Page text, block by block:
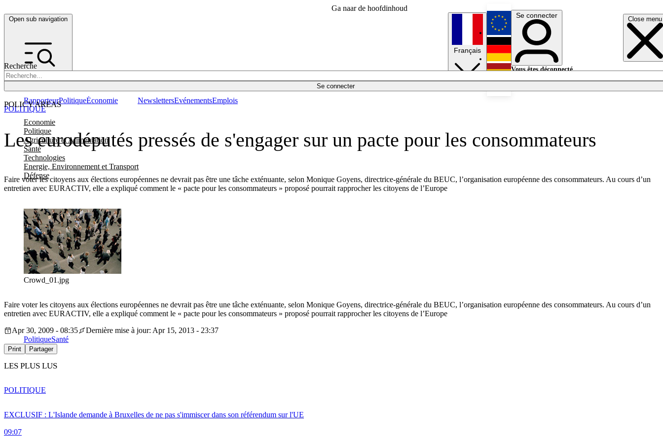
Ga naar de hoofdinhoud
Open sub navigation Close menu
Recherche
Se connecter
POLICY AREAS
Economie
Politique
Agriculture et Alimentation
Santé
Technologies
Energie, Environnement et Transport
Défense
RapporteurPolitiqueÉconomie NewslettersEvénementsEmplois
Français
English
Deutsch
Se connecter
Vous êtes déconnecté.
Les eurodéputés pressés de s'engager sur un pacte pour les consommateurs
Faire voter les citoyens aux élections européennes ne devrait pas être une tâche exténuante, selon Monique Goyens, directrice-générale du BEUC, l’organisation européenne des consommateurs. Au cours d’un
entretien avec EURACTIV, elle a expliqué comment le « pacte pour les consommateurs » proposé pourrait rapprocher les citoyens de l’Europe
POLITIQUE
Crowd_01.jpg
Faire voter les citoyens aux élections européennes ne devrait pas être une tâche exténuante, selon Monique Goyens, directrice-générale du BEUC, l’organisation européenne des consommateurs. Au cours d’un
entretien avec EURACTIV, elle a expliqué comment le « pacte pour les consommateurs » proposé pourrait rapprocher les citoyens de l’Europe
Apr 30, 2009 - 08:35
Dernière mise à jour: Apr 15, 2013 - 23:37
PolitiqueSanté
Print Partager
LES PLUS LUS
EXCLUSIF : L'Islande demande à Bruxelles de ne pas s'immiscer dans son référendum sur l'UE
09:07
POLITIQUE